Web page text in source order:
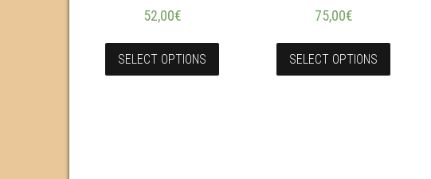
52,00€
SELECT OPTIONS
75,00€
SELECT OPTIONS